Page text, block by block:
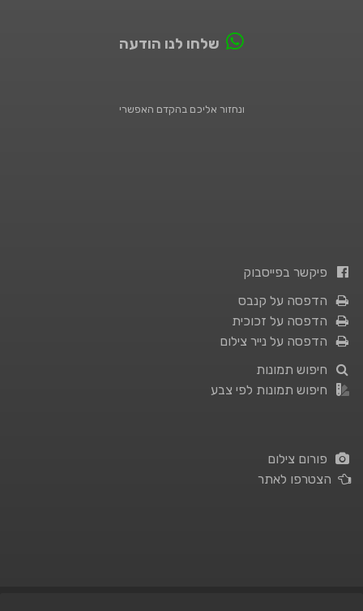
שלחו לנו הודעה
ונחזור אליכם בהקדם האפשרי
פיקשר בפייסבוק
הדפסה על קנבס
הדפסה על זכוכית
הדפסה על נייר צילום
חיפוש תמונות
חיפוש תמונות לפי צבע
פורום צילום
הצטרפו לאתר